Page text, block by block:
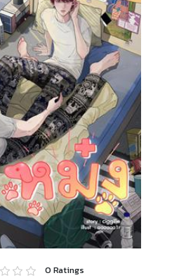
0 Ratings